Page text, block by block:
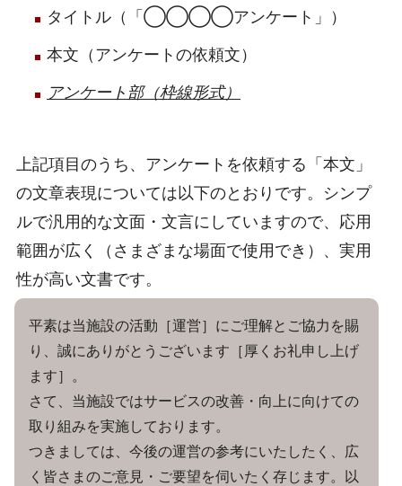
タイトル（「◯◯◯◯アンケート」）
本文（アンケートの依頼文）
アンケート部（枠線形式）
上記項目のうち、アンケートを依頼する「本文」
の文章表現については以下のとおりです。シンプ
ルで汎用的な文面・文言にしていますので、応用
範囲が広く（さまざまな場面で使用でき）、実用
性が高い文書です。
平素は当施設の活動［運営］にご理解とご協力を賜
り、誠にありがとうございます［厚くお礼申し上げ
ます］。
さて、当施設ではサービスの改善・向上に向けての
取り組みを実施しております。
つきましては、今後の運営の参考にいたしたく、広
く皆さまのご意見・ご要望を伺いたく存じます。以